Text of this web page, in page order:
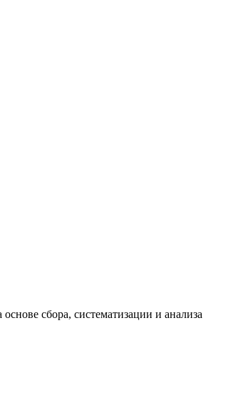
сбора, систематизации и анализа